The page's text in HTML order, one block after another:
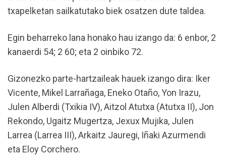
txapelketan sailkatutako biek osatzen dute taldea.
Egin beharreko lana honako hau izango da: 6 enbor, 2
kanaerdi 54; 2 60; eta 2 oinbiko 72.
Gizonezko parte-hartzaileak hauek izango dira: Iker
Vicente, Mikel Larrañaga, Eneko Otaño, Yon Irazu,
Julen Alberdi (Txikia IV), Aitzol Atutxa (Atutxa II), Jon
Rekondo, Ugaitz Mugertza, Jexux Mujika, Julen
Larrea (Larrea III), Arkaitz Jauregi, Iñaki Azurmendi
eta Eloy Corchero.